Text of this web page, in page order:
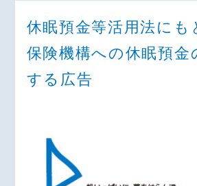
休眠預金等活用法にも
保険機構への休眠預金
する広告